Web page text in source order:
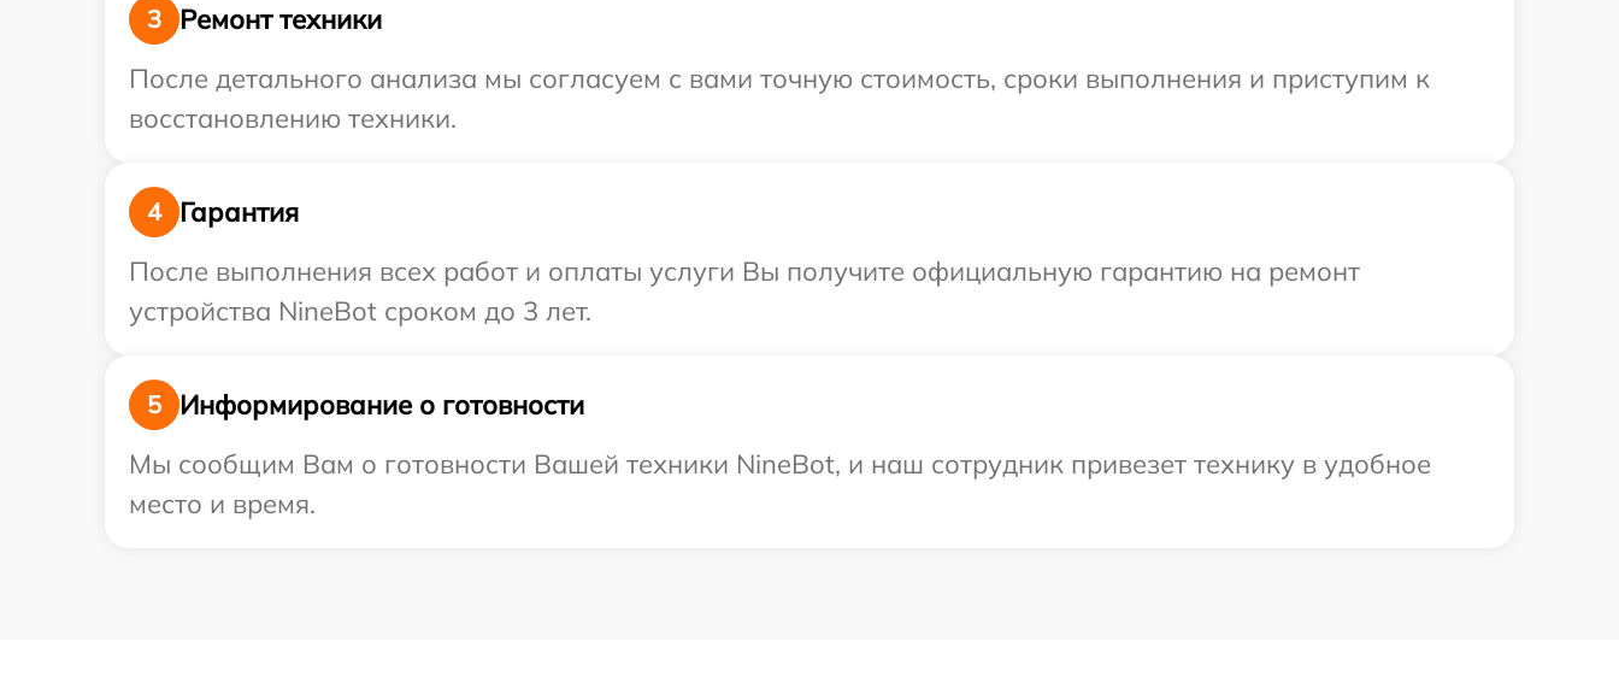
3
Ремонт техники
После детального анализа мы согласуем с вами точную стоимость, сроки выполнения и приступим к
восстановлению техники.
4
Гарантия
После выполнения всех работ и оплаты услуги Вы получите официальную гарантию на ремонт
устройства NineBot сроком до 3 лет.
5
Информирование о готовности
Мы сообщим Вам о готовности Вашей техники NineBot, и наш сотрудник привезет технику в удобное
место и время.